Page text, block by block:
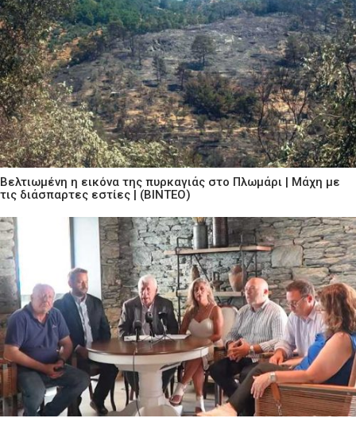
Βελτιωμένη η εικόνα της πυρκαγιάς στο Πλωμάρι | Μάχη με
τις διάσπαρτες εστίες | (ΒΙΝΤΕΟ)